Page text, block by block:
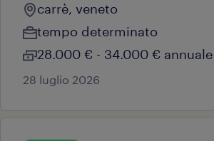
carrè, veneto
tempo determinato
28.000 € - 34.000 € annuale
28 luglio 2026